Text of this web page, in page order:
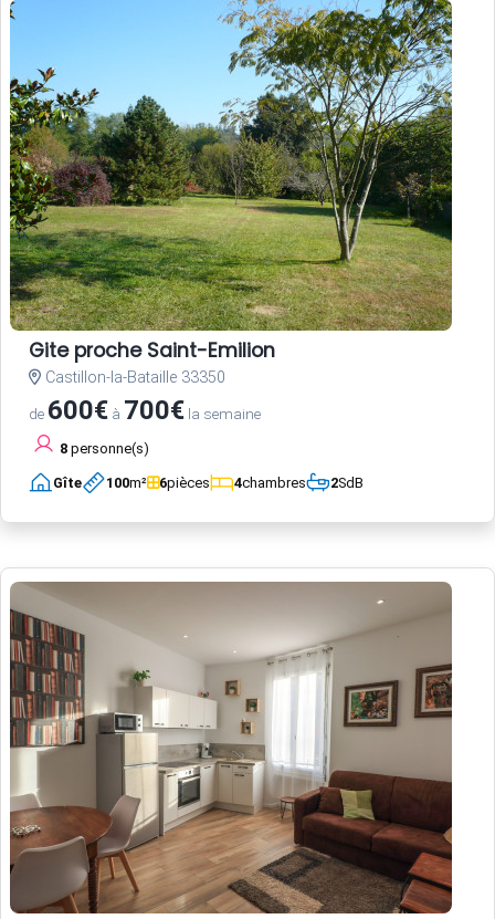
Gite proche Saint-Emilion
Castillon-la-Bataille 33350
de 600€ à 700€ la semaine
8 personne(s)
Gîte 100m² 6pièces 4chambres 2SdB